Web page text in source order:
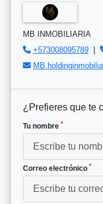
MB INMOBILIARIA
+573008095789 |
¿Prefieres que te
Tu nombre *
Correo electrónico *